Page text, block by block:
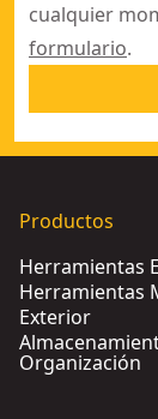
cualquier
formulario.
Productos
Herramientas
Herramientas
Exterior
Organización